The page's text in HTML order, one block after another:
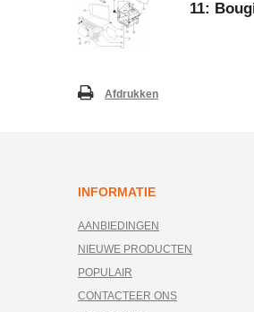
11:
Afdrukken
INFORMATIE
AANBIEDINGEN
NIEUWE PRODUCTEN
POPULAIR
CONTACTEER ONS